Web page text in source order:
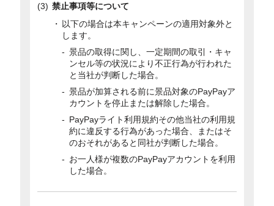
禁止事項等について
以下の場合は本キャンペーンの適用対象外と
します。
景品の取得に関し、一定期間の取引・キャ
ンセル等の状況により不正行為が行われた
と当社が判断した場合。
景品が加算される前に景品対象のPayPayア
カウントを停止または解除した場合。
PayPayライト利用規約その他当社の利用規
約に違反する行為があった場合、またはそ
のおそれがあると同社が判断した場合。
お一人様が複数のPayPayアカウントを利用
した場合。